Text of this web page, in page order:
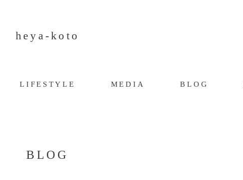
heya-koto
LIFESTYLE MEDIA BLOG
BLOG